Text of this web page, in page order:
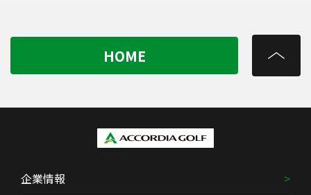
HOME
企業情報